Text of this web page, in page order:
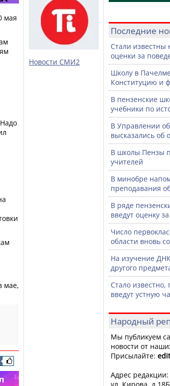
мая
мае,
Новости СМИ2
Последние
Стали известны
оценки за
Школу в
Конституцию и
В пензенские
учебники по
В Управлении
высказались об
В школы Пензы
учителей
В минобре
преподавания
В ряде
введут оценку
Число
области вновь
На изучение
другого
Стало
введут устную
Народный
Мы публикуем
новости от
Присылайте:
Адрес редакции: